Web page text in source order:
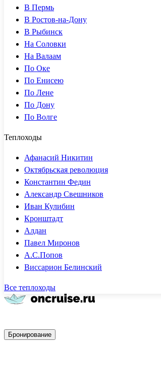
В Пермь
В Ростов-на-Дону
В Рыбинск
На Соловки
На Валаам
По Оке
По Енисею
По Лене
По Дону
По Волге
Теплоходы
Афанасий Никитин
Октябрьская революция
Константин Федин
Александр Свешников
Иван Кулибин
Кронштадт
Алдан
Павел Миронов
А.С.Попов
Виссарион Белинский
Все теплоходы
Бронирование